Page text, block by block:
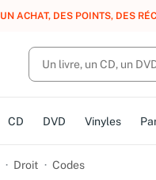
UN ACHAT, DES POINTS, DES
CD DVD Vinyles
Droit Codes